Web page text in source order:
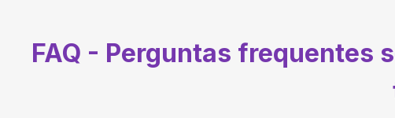
FAQ - Perguntas frequentes